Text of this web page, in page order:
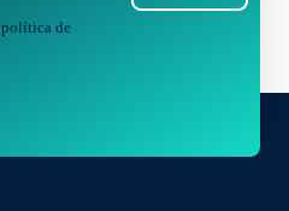
política de